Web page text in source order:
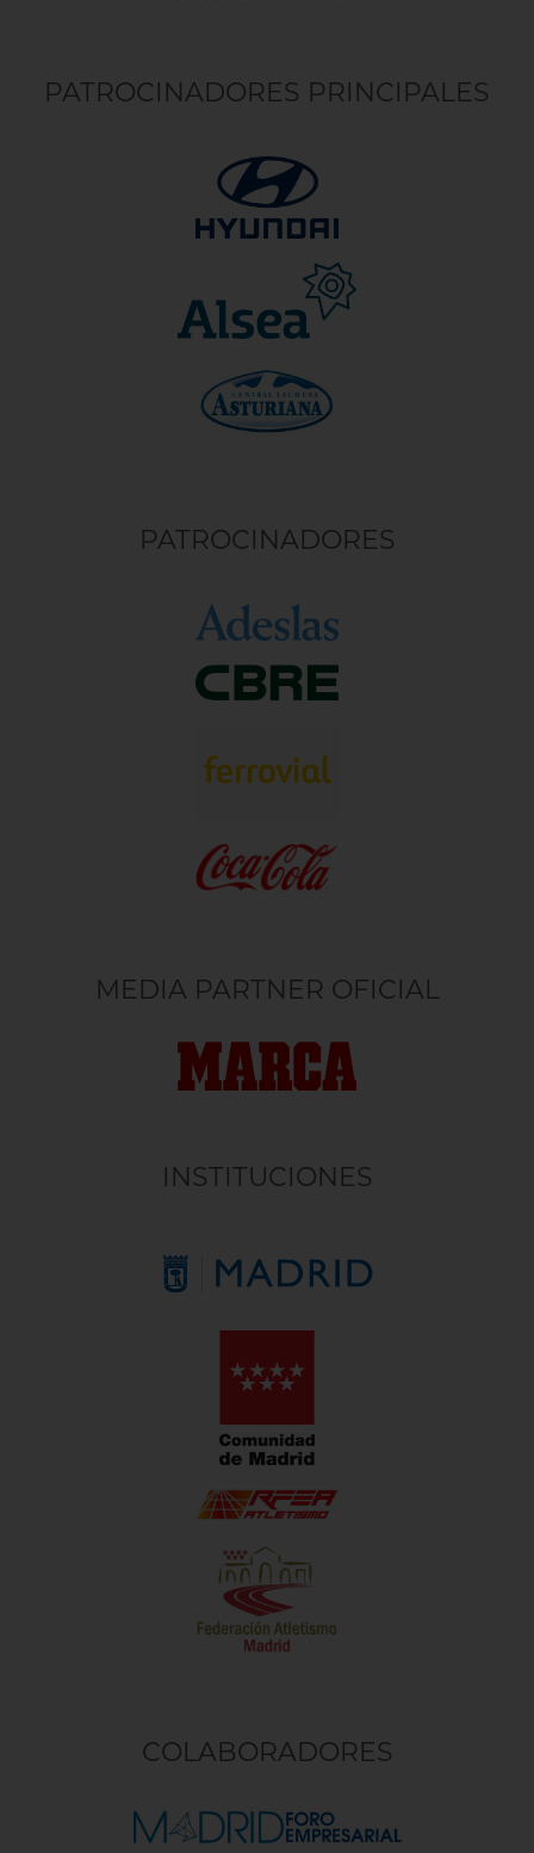
PATROCINADORES PRINCIPALES
PATROCINADORES
MEDIA PARTNER OFICIAL
INSTITUCIONES
COLABORADORES